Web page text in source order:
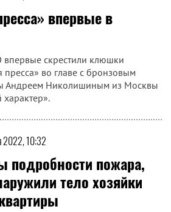
впервые в
скрестили клюшки
во главе с бронзовым
Андреем Николишиным из Москвы
2022, 10:32
подробности пожара,
тело хозяйки